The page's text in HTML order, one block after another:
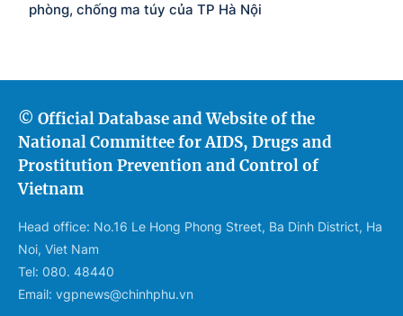
phòng, chống ma túy của TP Hà Nội
© Official Database and Website of the
National Committee for AIDS, Drugs and
Prostitution Prevention and Control of
Vietnam
Head office: No.16 Le Hong Phong Street, Ba Dinh District, Ha
Noi, Viet Nam
Tel: 080. 48440
Email: vgpnews@chinhphu.vn